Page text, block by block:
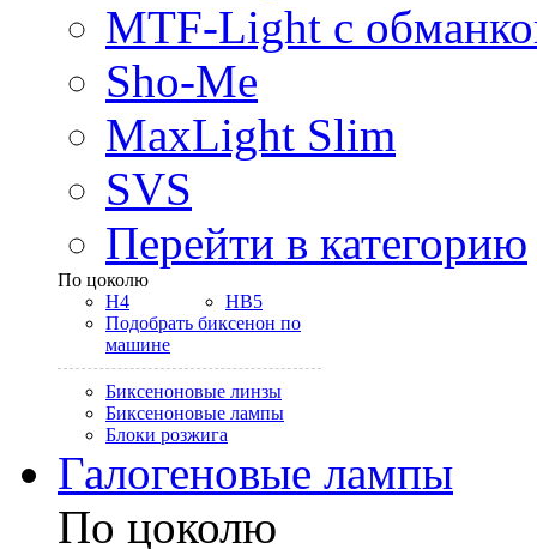
MTF-Light с
Sho-Me
MaxLight Slim
SVS
Перейти в категорию
По цоколю
H4
HB5
Подобрать биксенон по
машине
Биксеноновые линзы
Биксеноновые лампы
Блоки розжига
Галогеновые лампы
По цоколю